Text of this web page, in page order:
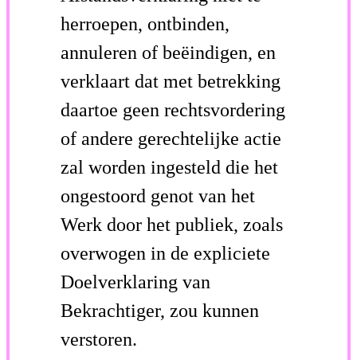
herroepen, ontbinden,
annuleren of beëindigen, en
verklaart dat met betrekking
daartoe geen rechtsvordering
of andere gerechtelijke actie
zal worden ingesteld die het
ongestoord genot van het
Werk door het publiek, zoals
overwogen in de expliciete
Doelverklaring van
Bekrachtiger, zou kunnen
verstoren.